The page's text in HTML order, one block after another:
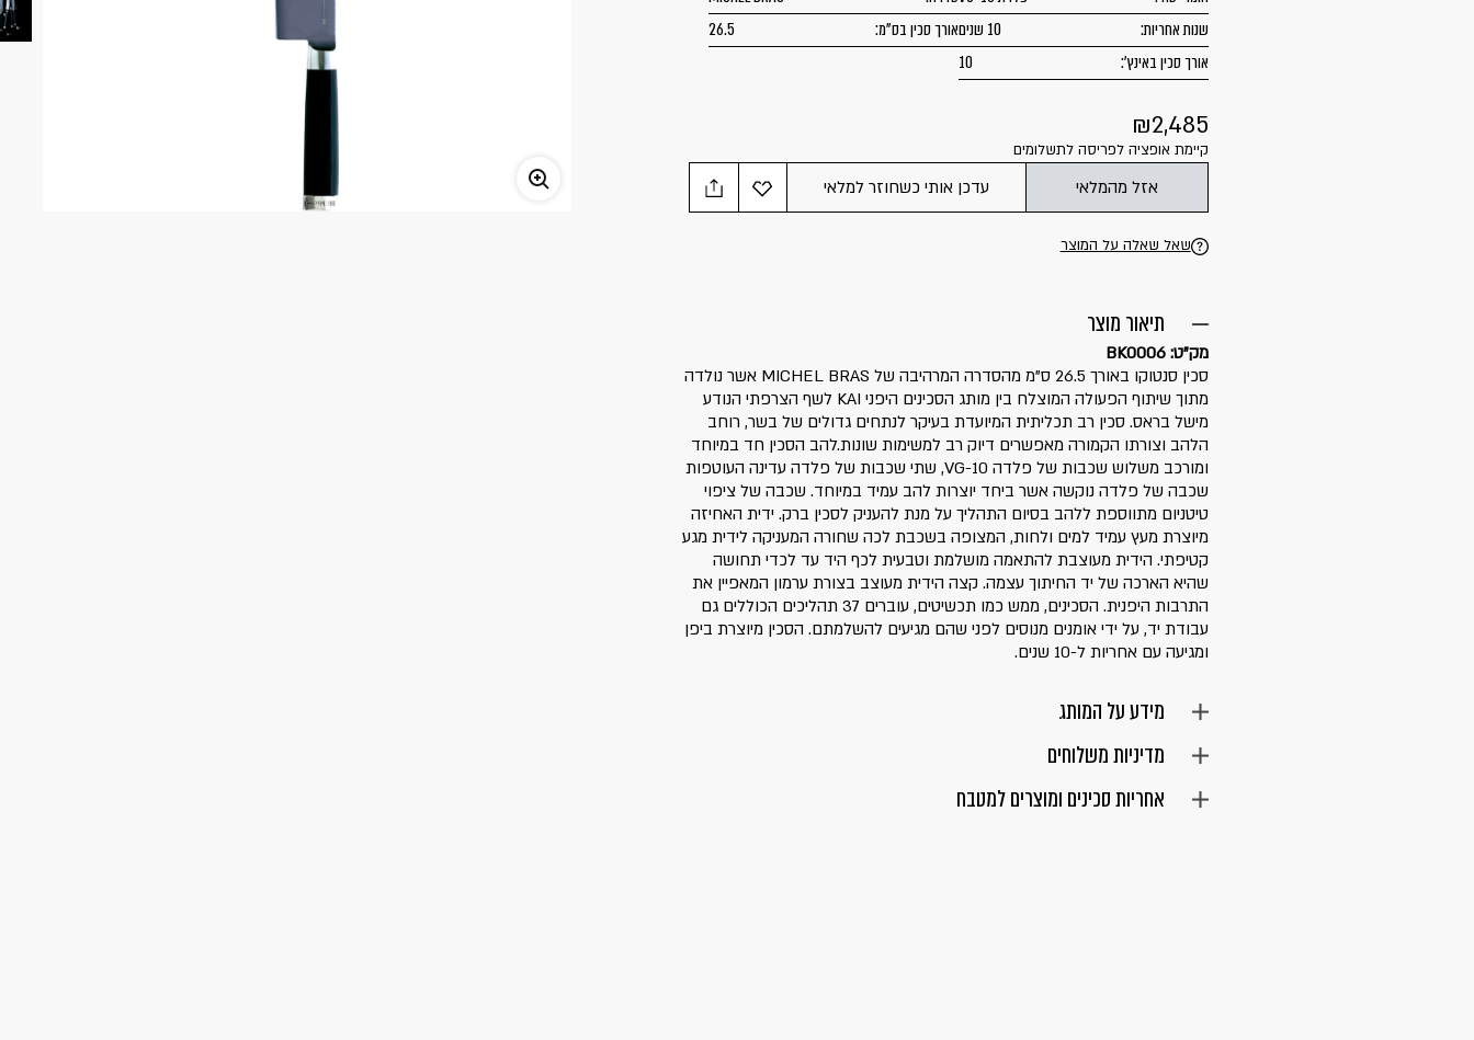
שנות אחריות:
10 שנים אורך סכין בס"מ:
26.5
אורך סכין באינץ':
10
שאל שאלה על המוצר
2,485
קיימת אופציה לפריסה לתשלומים
אזל מהמלאי עדכן אותי כשחוזר למלאי
תיאור מוצר
מק"ט: BK0006
סכין סנטוקו באורך 26.5 ס"מ מהסדרה המרהיבה של MICHEL BRAS אשר נולדה
מתוך שיתוף הפעולה המוצלח בין מותג הסכינים היפני KAI לשף הצרפתי הנודע
מישל בראס. סכין רב תכליתית המיועדת בעיקר לנתחים גדולים של בשר, רוחב
הלהב וצורתו הקמורה מאפשרים דיוק רב למשימות שונות.להב הסכין חד במיוחד
ומורכב משלוש שכבות של פלדה VG-10, שתי שכבות של פלדה עדינה העוטפות
שכבה של פלדה נוקשה אשר ביחד יוצרות להב עמיד במיוחד. שכבה של ציפוי
טיטניום מתווספת ללהב בסיום התהליך על מנת להעניק לסכין ברק. ידית האחיזה
מיוצרת מעץ עמיד למים ולחות, המצופה בשכבת לכה שחורה המעניקה לידית מגע
קטיפתי. הידית מעוצבת להתאמה מושלמת וטבעית לכף היד עד לכדי תחושה
שהיא הארכה של יד החיתוך עצמה. קצה הידית מעוצב בצורת ערמון המאפיין את
התרבות היפנית. הסכינים, ממש כמו תכשיטים, עוברים 37 תהליכים הכוללים גם
עבודת יד, על ידי אומנים מנוסים לפני שהם מגיעים להשלמתם. הסכין מיוצרת ביפן
ומגיעה עם אחריות ל-10 שנים.
מידע על המותג
מדיניות משלוחים
אחריות סכינים ומוצרים למטבח